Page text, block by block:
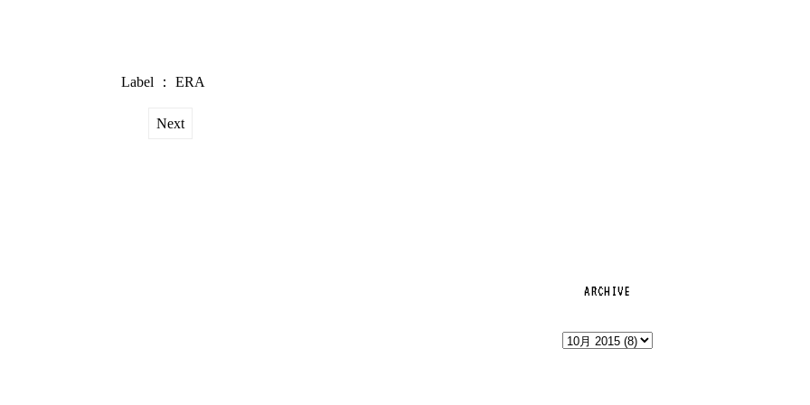
Label ：ERA
Next
ARCHIVE